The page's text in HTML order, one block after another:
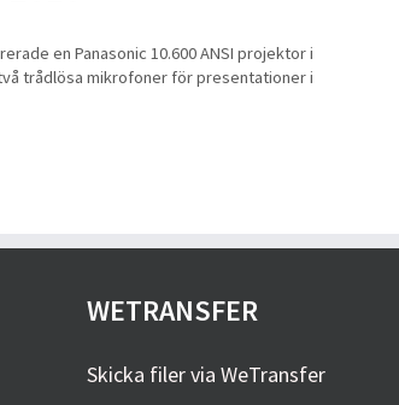
en Panasonic 10.600 ANSI projektor i
trådlösa mikrofoner för presentationer i
WETRANSFER
Skicka filer via WeTransfer